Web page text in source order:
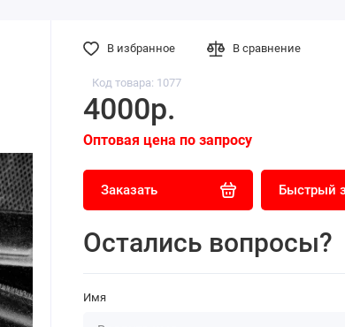
Код товара: 1077
4000р.
Оптовая цена по запросу
Заказать Быстрый
Остались вопросы?
Имя
В избранное В сравнение